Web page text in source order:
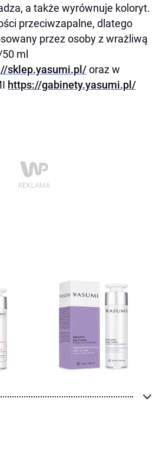
a także wyrównuje koloryt.
przeciwzapalne, dlatego
przez osoby z wrażliwą
ml
sklep.yasumi.pl/oraz w
https://gabinety.yasumi.pl/